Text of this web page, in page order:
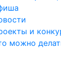
и
можно